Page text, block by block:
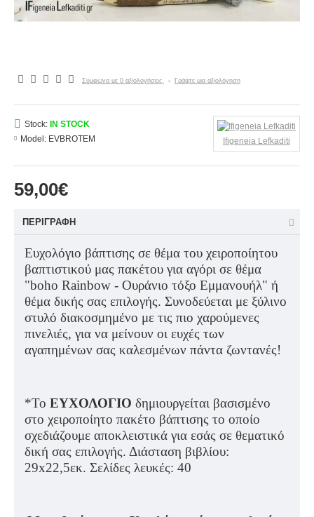
Σύμφωνα με 0 αξιολογήσεις. - Γράψτε μια αξιολόγηση
59,00€
Stock: IN STOCK
Model: EVBROTEM Ifigeneia Lefkaditi
ΠΕΡΙΓΡΑΦΉ
Ευχολόγιο βάπτισης σε θέμα του χειροποίητου
βαπτιστικού μας πακέτου για αγόρι σε θέμα
"boho Rainbow - Ουράνιο τόξο Εμμανουήλ" ή
θέμα δικής σας επιλογής. Συνοδεύεται με ξύλινο
στυλό διακοσμημένο με τις πιο χαρούμενες
πινελιές, για να μείνουν οι ευχές των
αγαπημένων σας καλεσμένων πάντα ζωντανές!
*Το ΕΥΧΟΛΟΓΙΟ δημιουργείται βασισμένο
στο χειροποίητο πακέτο βάπτισης το οποίο
σχεδιάζουμε αποκλειστικά για εσάς σε θεματικό
δική σας επιλογής. Διάσταση βιβλίου:
29x22,5εκ. Σελίδες λευκές: 40